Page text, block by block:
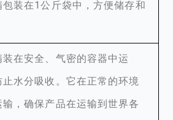
包装在1公斤袋中，方便储存和
装在安全、气密的容器中运
止水分吸收。它在正常的环境
，确保产品在运输到世界各